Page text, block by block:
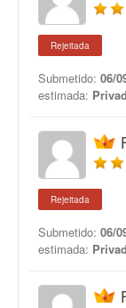
Rejeitada
Submetido: 06/
estimada:
Rejeitada
Submetido: 06/
estimada: